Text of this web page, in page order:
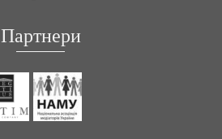
Партнери